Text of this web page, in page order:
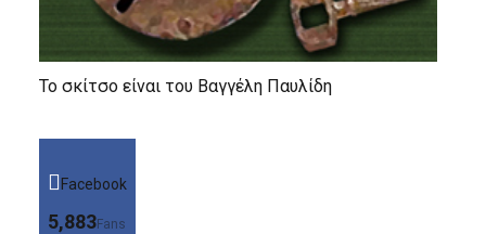
Το σκίτσο είναι του Βαγγέλη Παυλίδη
Facebook
5,883Fans